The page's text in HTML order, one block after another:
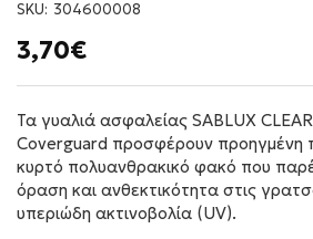
SKU: 304600008
3,70€
Τα γυαλιά ασφαλείας SABLUX
Coverguard προσφέρουν προηγμένη
κυρτό πολυανθρακικό φακό που
όραση και ανθεκτικότητα στις
υπεριώδη ακτινοβολία (UV).